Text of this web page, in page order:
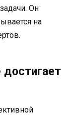
Он
на